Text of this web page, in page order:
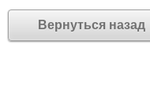
Вернуться назад